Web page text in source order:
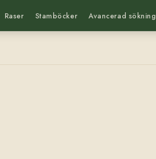
Raser Stamböcker Avancerad sökning